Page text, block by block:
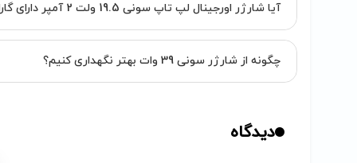
آیا شارژر اورجینال لپ تاپ سونی 19.5 ولت 2 آمپر دارای گارانتی است؟
چگونه از شارژر سونی 39 وات بهتر نگهداری کنیم؟
دیدگاه